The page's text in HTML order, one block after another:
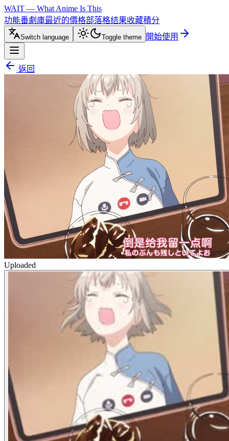
WAIT — What Anime Is This
功能番劇庫最近的價格部落格结果收藏積分
Switch language Toggle theme 開始使用
返回
Uploaded